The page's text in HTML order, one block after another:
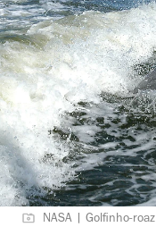
NASA | Golfinho-